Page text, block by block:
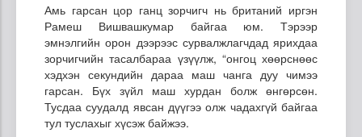
Амь гарсан цор ганц зорчигч нь британий иргэн
Рамеш Вишвашкумар байгаа юм. Тэрээр
эмнэлгийн орон дээрээс сурвалжлагчдад ярихдаа
зорчигчийн тасалбараа үзүүлж, “онгоц хөөрснөөс
хэдхэн секундийн дараа маш чанга дуу чимээ
гарсан. Бүх зүйл маш хурдан болж өнгөрсөн.
Тусдаа суудалд явсан дүүгээ олж чадахгүй байгаа
тул туслахыг хүсэж байжээ.